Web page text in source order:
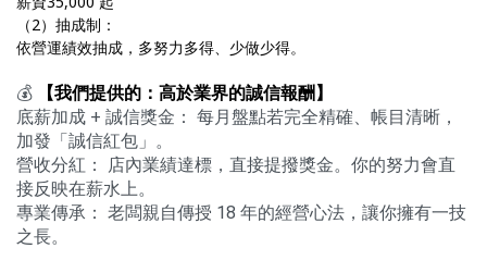
（2）抽成制：
依營運績效抽成，多努力多得、少做少得。
💰 【我們提供的：高於業界的誠信報酬】
底薪加成 + 誠信獎金： 每月盤點若完全精確、帳目清晰，
加發「誠信紅包」。 ​
營收分紅： 店內業績達標，直接提撥獎金。你的努力會直
接反映在薪水上。 ​
專業傳承： 老闆親自傳授 18 年的經營心法，讓你擁有一技
之長。